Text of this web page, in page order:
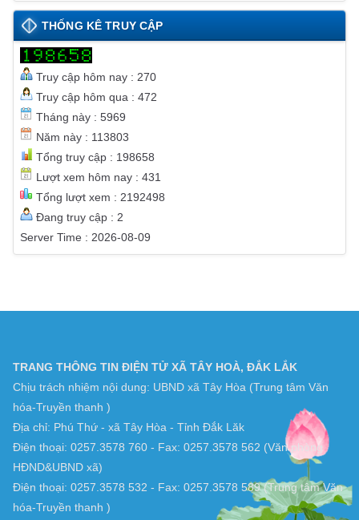
THỐNG KÊ TRUY CẬP
Truy cập hôm nay : 270
Truy cập hôm qua : 472
Năm này : 113803
Tổng truy cập : 198658
TRANG THÔNG TIN ĐIỆN TỬ XÃ TÂY HOÀ, ĐẮK LẮK
Chịu trách nhiệm nội dung: UBND xã Tây Hòa (Trung tâm Văn
hóa-Truyền thanh )